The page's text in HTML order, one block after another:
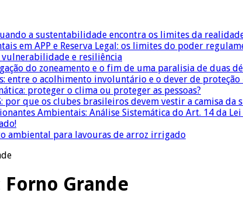
a sustentabilidade encontra os limites da
em APP e Reserva Legal: os limites do poder
vulnerabilidade e resiliência
do zoneamento e o fim de uma paralisia de duas
entre o acolhimento involuntário e o dever de
proteger o clima ou proteger as pessoas?
por que os clubes brasileiros devem vestir a camisa da
Ambientais: Análise Sistemática do Art. 14 da
ambiental para lavouras de arroz irrigado
Forno Grande